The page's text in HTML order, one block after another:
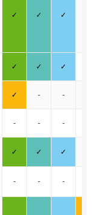
✓ ✓ ✓
✓ ✓ ✓
✓ - -
- - -
✓ ✓ ✓
- - -